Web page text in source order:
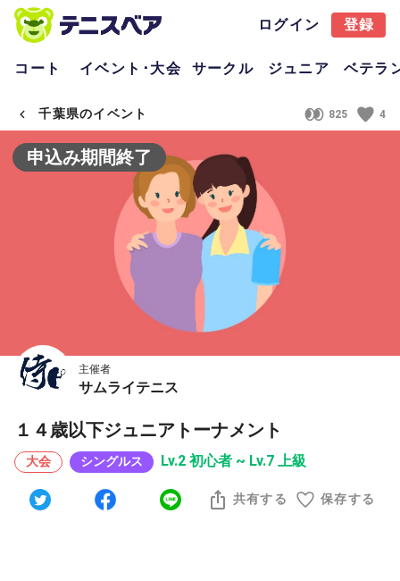
ログイン 登録
コート イベント･大会 サークル ジュニア ベテラ
千葉県のイベント 825 4
申込み期間終了
主催者
サムライテニス
１４歳以下ジュニアトーナメント
大会 シングルス Lv.2 初心者 ~ Lv.7 上級
共有する 保存する